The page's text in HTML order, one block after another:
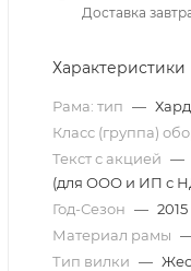
Доставка
Характеристики
Рама: тип —
Класс (группа)
Текст с акцией —
(для ООО и ИП с
Год-Сезон — 2015
Материал рамы
Тип вилки —